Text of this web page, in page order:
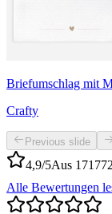
Briefumschlag mit
Crafty
Previous slide
4,9/5Aus
Alle Bewertungen